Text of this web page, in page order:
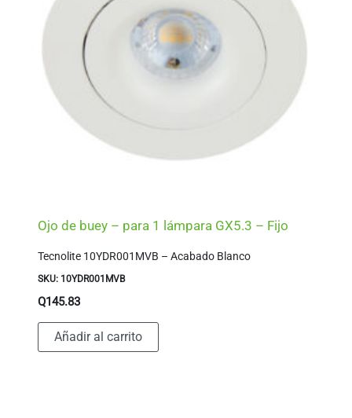
Ojo de buey – para 1 lámpara GX5.3 – Fijo
Tecnolite 10YDR001MVB – Acabado Blanco
SKU: 10YDR001MVB
Q145.83
Añadir al carrito